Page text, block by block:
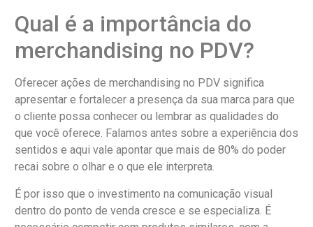
Qual é a importância do
merchandising no PDV?
Oferecer ações de merchandising no PDV significa
apresentar e fortalecer a presença da sua marca para que
o cliente possa conhecer ou lembrar as qualidades do
que você oferece. Falamos antes sobre a experiência dos
sentidos e aqui vale apontar que mais de 80% do poder
recai sobre o olhar e o que ele interpreta.
É por isso que o investimento na comunicação visual
dentro do ponto de venda cresce e se especializa. É